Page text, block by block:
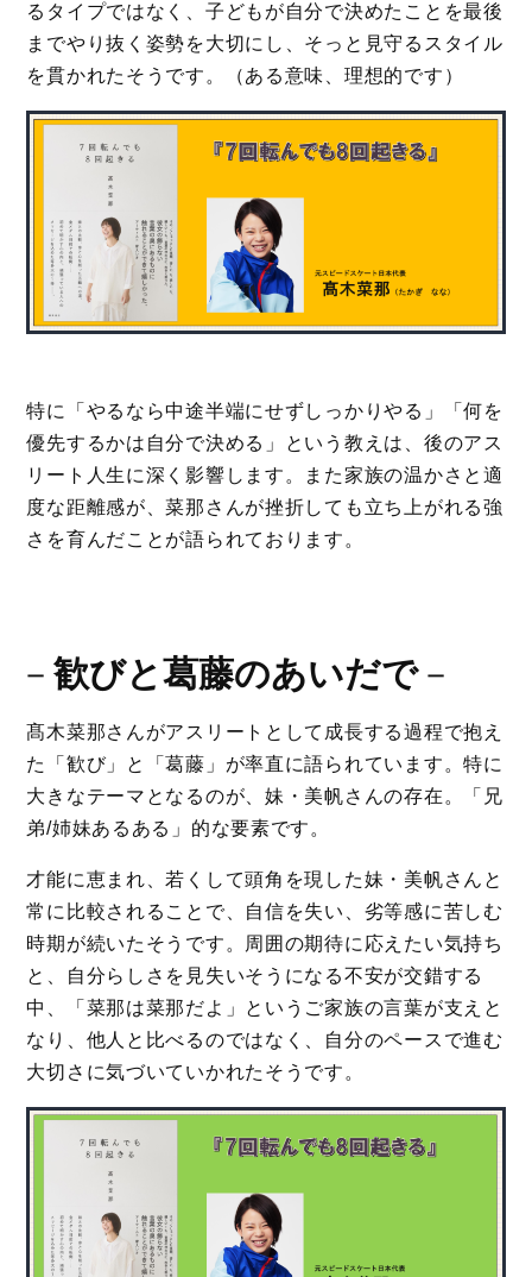
るタイプではなく、子どもが自分で決めたことを最後
までやり抜く姿勢を大切にし、そっと見守るスタイル
を貫かれたそうです。（ある意味、理想的です）
特に「やるなら中途半端にせずしっかりやる」「何を
優先するかは自分で決める」という教えは、後のアス
リート人生に深く影響します。また家族の温かさと適
度な距離感が、菜那さんが挫折しても立ち上がれる強
さを育んだことが語られております。
－ 歓びと葛藤のあいだで－
髙木菜那さんがアスリートとして成長する過程で抱え
た「歓び」と「葛藤」が率直に語られています。特に
大きなテーマとなるのが、妹・美帆さんの存在。「兄
弟/姉妹あるある」的な要素です。
才能に恵まれ、若くして頭角を現した妹・美帆さんと
常に比較されることで、自信を失い、劣等感に苦しむ
時期が続いたそうです。周囲の期待に応えたい気持ち
と、自分らしさを見失いそうになる不安が交錯する
中、「菜那は菜那だよ」というご家族の言葉が支えと
なり、他人と比べるのではなく、自分のペースで進む
大切さに気づいていかれたそうです。